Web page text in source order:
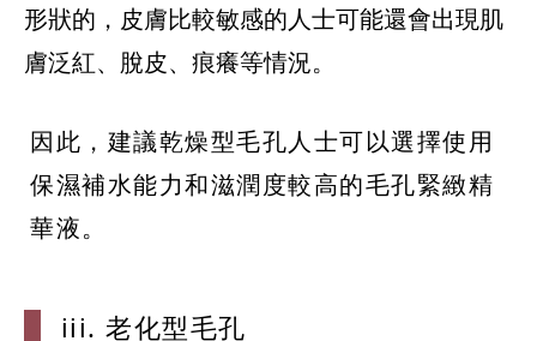
形狀的，皮膚比較敏感的人士可能還會出現肌
膚泛紅、脫皮、痕癢等情況。
因此，建議乾燥型毛孔人士可以選擇使用
保濕補水能力和滋潤度較高的毛孔緊緻精
華液。
iii. 老化型毛孔